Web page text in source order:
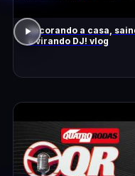
decorando a casa,
e virando DJ! vlog